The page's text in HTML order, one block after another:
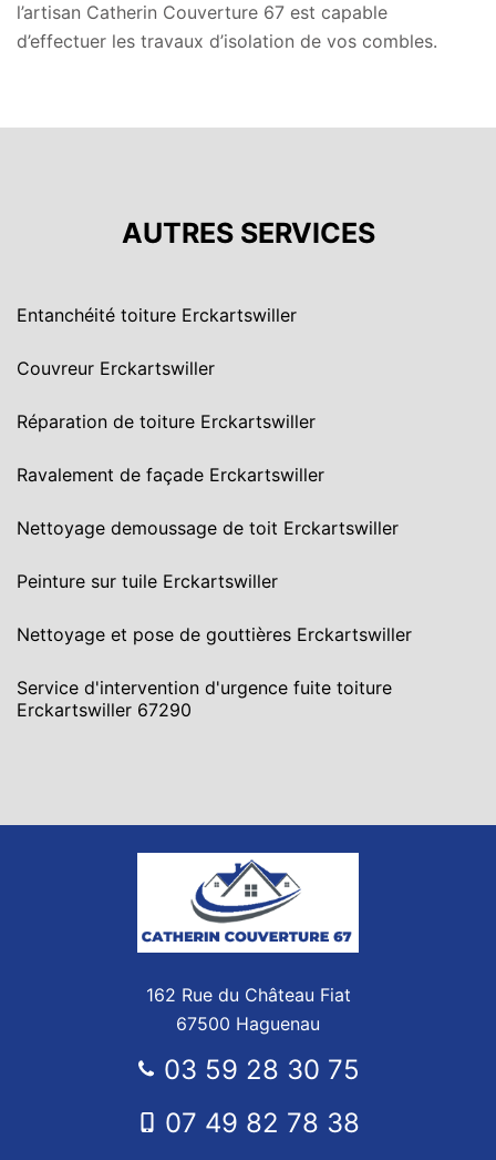
l’artisan Catherin Couverture 67 est capable
d’effectuer les travaux d’isolation de vos combles.
AUTRES SERVICES
Entanchéité toiture Erckartswiller
Couvreur Erckartswiller
Réparation de toiture Erckartswiller
Ravalement de façade Erckartswiller
Nettoyage demoussage de toit Erckartswiller
Peinture sur tuile Erckartswiller
Nettoyage et pose de gouttières Erckartswiller
Service d'intervention d'urgence fuite toiture
Erckartswiller 67290
162 Rue du Château Fiat
67500 Haguenau
03 59 28 30 75
07 49 82 78 38